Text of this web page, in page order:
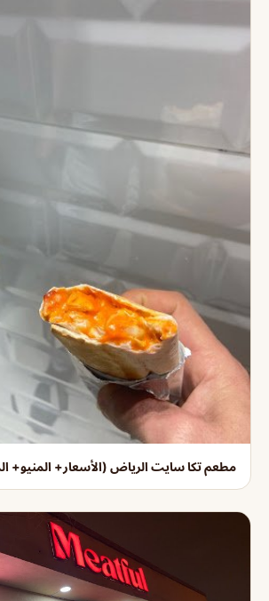
مطعم تكا سايت الرياض (الأسعار+ المنيو+